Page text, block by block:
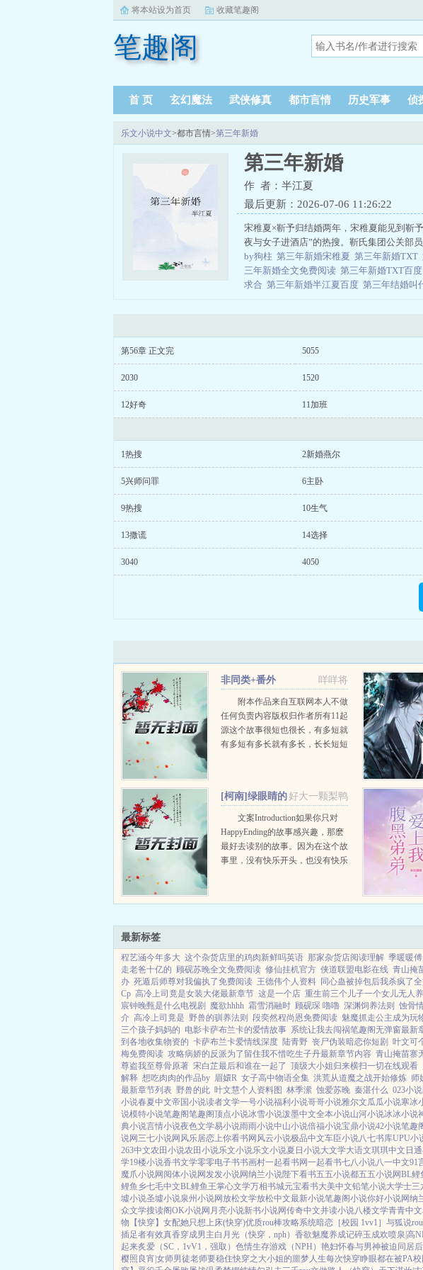
将本站设为首页 收藏笔趣阁
笔趣阁
首 页 玄幻魔法 武侠修真 都市言情 历史军事 侦
乐文小说中文>都市言情>第三年新婚
第三年新婚
作 者：半江夏
最后更新：2026-07-06 11:26:22
宋稚夏×靳予归结婚两年，宋稚夏能见到靳
夜与女子进酒店”的热搜。靳氏集团公关部
by狗柱 第三年新婚宋稚夏 第三年新婚TXT
三年新婚全文免费阅读 第三年新婚TXT百度
求合 第三年新婚半江夏百度 第三年结婚叫
第56章 正文完 5055
2030 1520
12好奇 11加班
1热搜 2新婚燕尔
5兴师问罪 6主卧
9热搜 10生气
13撒谎 14选择
3040 4050
咩咩将
非同类+番外
附本作品来自互联网本人不做
任何负责内容版权归作者所有11起
源这个故事很短也很长，有多短就
有多短有多长就有多长，长长短短
好大一颗梨鸭
[柯南]绿眼睛的
埃尔莉文案Introduction如果你只对
HappyEnding的故事感兴趣，那麽
最好去读别的故事。因为在这个故
事里，没有快乐开头，也没有快乐
绝望，里面的每个人...
最新标签
程艺涵今年多大 这个杂货店里的鸡肉新鲜吗英语 那家杂货店阅读理解 季暖暖
走老爸十亿的 顾砚苏晚全文免费阅读 修仙挂机官方 侠道联盟电影在线 青山掩
办 死遁后师尊对我偏执了免费阅读 王德伟个人资料 同心蛊被掉包后我杀疯了
Cp 高冷上司竟是女装大佬最新章节 这是一个店 重生前三个儿子一个女儿无人
宸钟晚甄是什么电视剧
魔欲hhhh 霜雪消融时 顾砚琛 嚕嚕 深渊饲养法则 蚀骨
介 高冷上司竟是 野兽的驯养法则 段奕然程尚恩免费阅读 魅魔抓走公主成为玩
三个孩子妈妈的 电影卡萨布兰卡的爱情故事 系统让我去闯祸笔趣阁无弹窗最新
到各地收集物资的 卡萨布兰卡爱情线深度 陆青野 丧尸伪装暗恋你短剧 叶文可
梅免费阅读 攻略病娇的反派为了留住我不惜吃生子丹最新章节内容 青山掩苗寨
尊盗我至尊骨原著 宋白芷最后和谁在一起了 顶级大小姐归来横扫一切在线观看
解释 想吃肉肉的作品by 眉嬛R 女子高中物语全集 洪荒从道魔之战开始修炼 师
最新章节列表 野兽的此 叶文慧个人资料图 林季潆 蚀爱苏晚 秦湛什么 023小说
小说春夏中文帝国小说读者文学一号小说福利小说哥哥小说雅尔文瓜瓜小说寒冰
说模特小说笔趣阁笔趣阁顶点小说冰雪小说泼墨中文全本小说山河小说冰冰小说
典小说言情小说夜色文学易小说雨雨小说中山小说倍福小说宝鼎小说42小说笔趣
说网 三七小说网 风乐居恋上你看书网 风云小说极品中文车臣小说八七书库UPU小
263中文农田小说农田小说乐文小说乐文小说夏日小说大文学大语文琪琪中文 日
学19楼小说香书文学零零电子书书画村一起看书网一起看书七八小说八一中文91
魔爪小说网 阅体小说网发发小说网纳兰小说陛下看书五五小说都五五小说网BL鲤
鲤鱼乡七毛中文BL鲤鱼王掌心文学万相书城元宝看书大美中文铅笔小说大学士三
墟小说圣墟小说泉州小说网放松文学放松中文最新小说笔趣阁小说你好小说网纳
众文学搜读阁OK小说网 月亮小说新书小说网传奇中文并读小说八楼文学青青中文
物【快穿】 女配她只想上床(快穿)优质rou棒攻略系统暗恋［校园 1vv1］ 与狐说
插足者有效真香穿成男主白月光（快穿，nph） 香欲魅魔养成记碎玉成欢喷泉|高
起来炙爱（SC，1vV1，强取） 色情生存游戏（NPH） 艳妇怀春与男神被迫同居后
樱照良宵|女师男徒老师要稳住快穿之大小姐的噩梦人生每次快穿睁眼都在被PA校